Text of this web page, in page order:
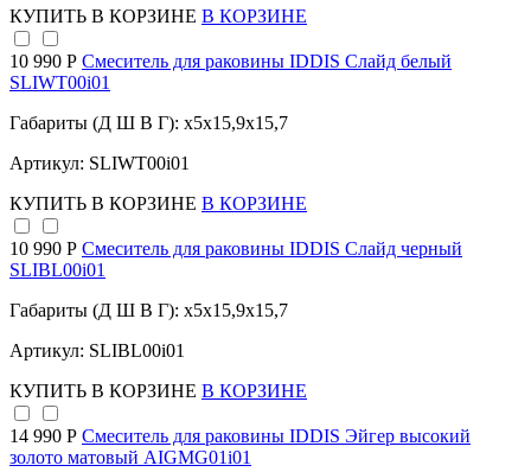
КУПИТЬ В КОРЗИНЕ В КОРЗИНЕ
10 990 Р Смеситель для раковины IDDIS Слайд белый
SLIWT00i01
Габариты (Д Ш В Г): x5x15,9x15,7
Артикул: SLIWT00i01
КУПИТЬ В КОРЗИНЕ В КОРЗИНЕ
10 990 Р Смеситель для раковины IDDIS Слайд черный
SLIBL00i01
Габариты (Д Ш В Г): x5x15,9x15,7
Артикул: SLIBL00i01
КУПИТЬ В КОРЗИНЕ В КОРЗИНЕ
14 990 Р Cмеситель для раковины IDDIS Эйгер высокий
золото матовый AIGMG01i01